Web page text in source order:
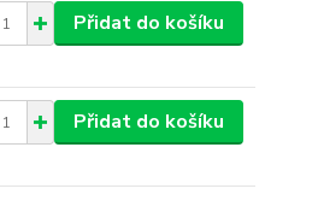
Přidat do košíku
Přidat do košíku